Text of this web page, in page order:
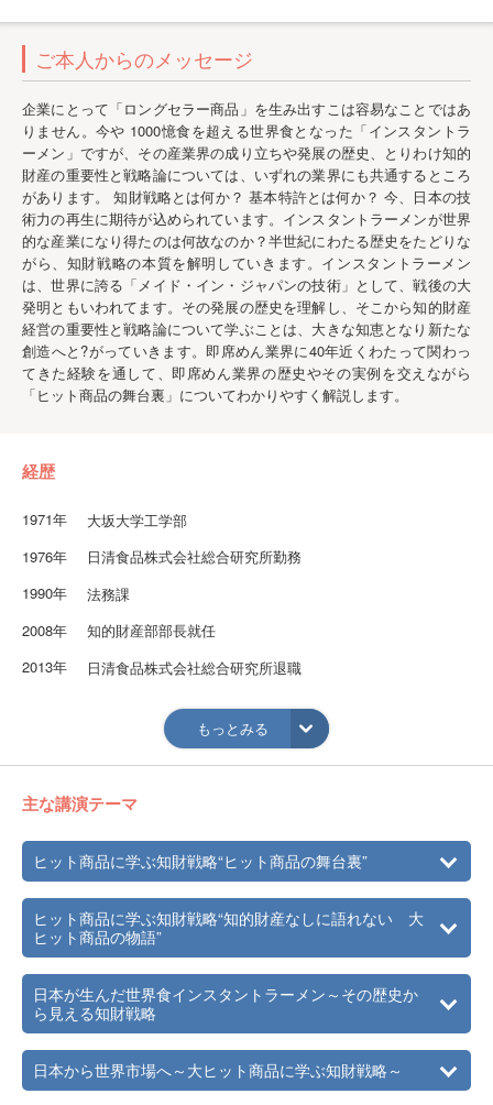
ご本人からのメッセージ
企業にとって「ロングセラー商品」を生み出すこは容易なことではあ
りません。今や 1000憶食を超える世界食となった「インスタントラ
ーメン」ですが、その産業界の成り立ちや発展の歴史、とりわけ知的
財産の重要性と戦略論については、いずれの業界にも共通するところ
があります。 知財戦略とは何か？ 基本特許とは何か？ 今、日本の技
術力の再生に期待が込められています。インスタントラーメンが世界
的な産業になり得たのは何故なのか？半世紀にわたる歴史をたどりな
がら、知財戦略の本質を解明していきます。インスタントラーメン
は、世界に誇る「メイド・イン・ジャパンの技術」として、戦後の大
発明ともいわれてます。その発展の歴史を理解し、そこから知的財産
経営の重要性と戦略論について学ぶことは、大きな知恵となり新たな
創造へと?がっていきます。即席めん業界に40年近くわたって関わっ
てきた経験を通して、即席めん業界の歴史やその実例を交えながら
「ヒット商品の舞台裏」についてわかりやすく解説します。
経歴
1971年
大坂大学工学部
1976年
日清食品株式会社総合研究所勤務
1990年
法務課
2008年
知的財産部部長就任
2013年
日清食品株式会社総合研究所退職
食品産業センター勤務
新潟食料農業大学 客員教授
もっとみる
主な講演テーマ
ヒット商品に学ぶ知財戦略“ヒット商品の舞台裏”
ヒット商品に学ぶ知財戦略“知的財産なしに語れない 大
ヒット商品の物語”
日本が生んだ世界食インスタントラーメン～その歴史か
ら見える知財戦略
日本から世界市場へ～大ヒット商品に学ぶ知財戦略～